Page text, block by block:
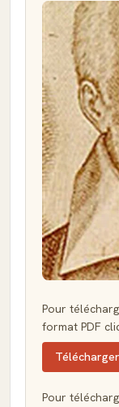
Pour
format PDF
Pour